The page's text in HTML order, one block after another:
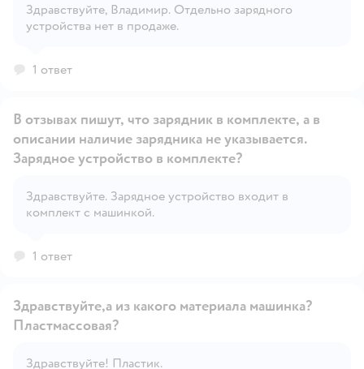
Открыть вопрос
Здравствуйте, Владимир. Отдельно зарядного
устройства нет в продаже.
1 ответ
Открыть вопрос
В отзывах пишут, что зарядник в комплекте, а в
описании наличие зарядника не указывается.
Зарядное устройство в комплекте?
Здравствуйте. Зарядное устройство входит в
комплект с машинкой.
1 ответ
Здравствуйте,а из какого материала машинка?
Пластмассовая?
Здравствуйте! Пластик.